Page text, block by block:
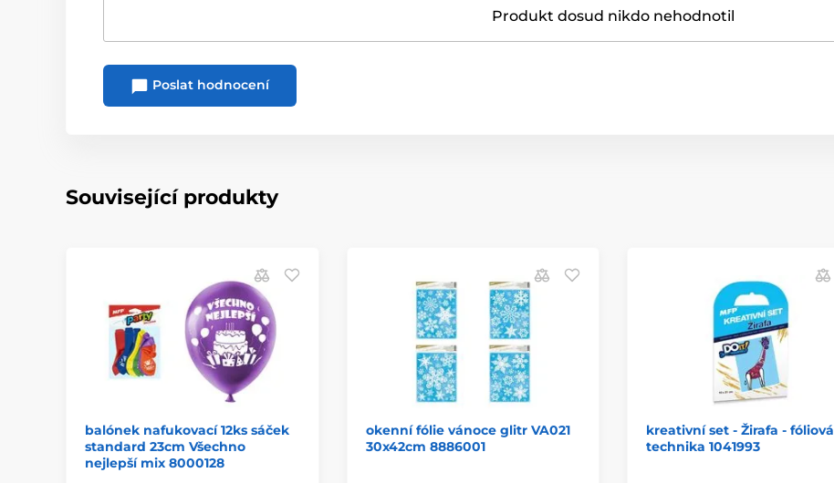
Produkt dosud nikdo nehodnotil
Poslat hodnocení
Související produkty
balónek nafukovací 12ks sáček
standard 23cm Všechno
nejlepší mix 8000128
okenní fólie vánoce glitr VA021
30x42cm 8886001
kreativní set - Žirafa - fóliová
technika 1041993